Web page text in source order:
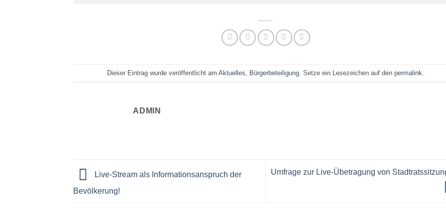
Dieser Eintrag wurde veröffentlicht am Aktuelles Bürgerbeteiligung. Setze ein Lesezeichen auf den permalink
ADMIN
Live-Stream als Informationsanspruch der
Bevölkerung!
Umfrage zur Live-Übetragung von